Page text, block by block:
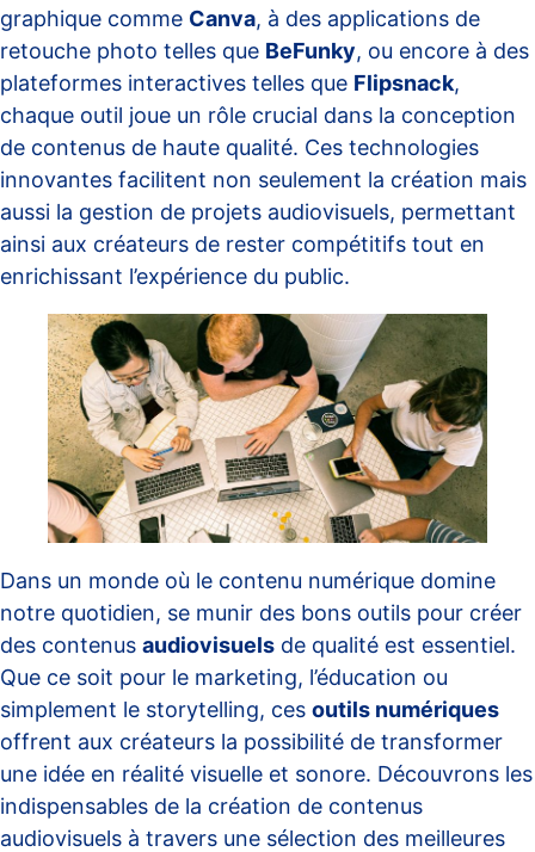
graphique comme Canva, à des applications de
retouche photo telles que BeFunky, ou encore à des
plateformes interactives telles que Flipsnack,
chaque outil joue un rôle crucial dans la conception
de contenus de haute qualité. Ces technologies
innovantes facilitent non seulement la création mais
aussi la gestion de projets audiovisuels, permettant
ainsi aux créateurs de rester compétitifs tout en
enrichissant l’expérience du public.
Dans un monde où le contenu numérique domine
notre quotidien, se munir des bons outils pour créer
des contenus audiovisuels de qualité est essentiel.
Que ce soit pour le marketing, l’éducation ou
simplement le storytelling, ces outils numériques
offrent aux créateurs la possibilité de transformer
une idée en réalité visuelle et sonore. Découvrons les
indispensables de la création de contenus
audiovisuels à travers une sélection des meilleures